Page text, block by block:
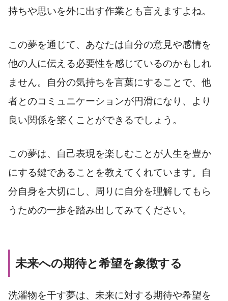
持ちや思いを外に出す作業とも言えますよね。
この夢を通じて、あなたは自分の意見や感情を
他の人に伝える必要性を感じているのかもしれ
ません。自分の気持ちを言葉にすることで、他
者とのコミュニケーションが円滑になり、より
良い関係を築くことができるでしょう。
この夢は、自己表現を楽しむことが人生を豊か
にする鍵であることを教えてくれています。自
分自身を大切にし、周りに自分を理解してもら
うための一歩を踏み出してみてください。
未来への期待と希望を象徴する
洗濯物を干す夢は、未来に対する期待や希望を